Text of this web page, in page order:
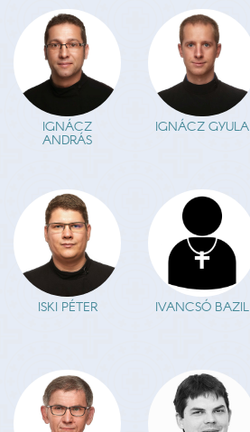
IGNÁCZ
ANDRÁS
IGNÁCZ GYULA
ISKI PÉTER IVANCSÓ BAZIL